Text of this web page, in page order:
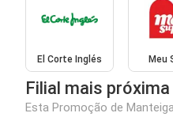
El Corte Inglés Meu
Filial mais
Esta Promoção de